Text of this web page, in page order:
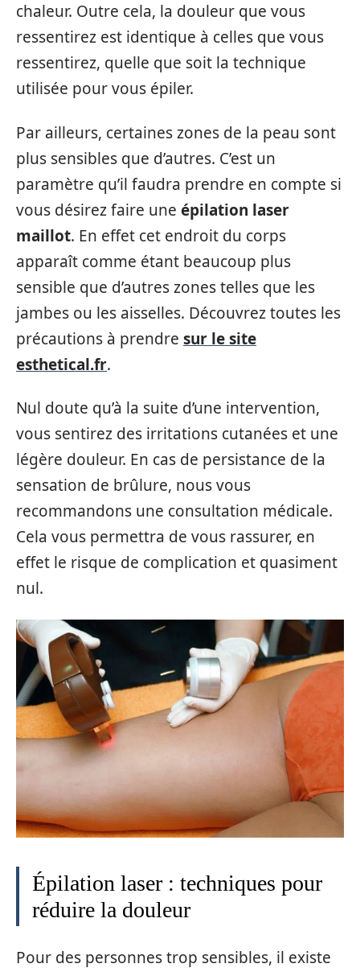
chaleur. Outre cela, la douleur que vous
ressentirez est identique à celles que vous
ressentirez, quelle que soit la technique
utilisée pour vous épiler.
Par ailleurs, certaines zones de la peau sont
plus sensibles que d’autres. C’est un
paramètre qu’il faudra prendre en compte si
vous désirez faire une épilation laser
maillot. En effet cet endroit du corps
apparaît comme étant beaucoup plus
sensible que d’autres zones telles que les
jambes ou les aisselles. Découvrez toutes les
précautions à prendre sur le site
esthetical.fr.
Nul doute qu’à la suite d’une intervention,
vous sentirez des irritations cutanées et une
légère douleur. En cas de persistance de la
sensation de brûlure, nous vous
recommandons une consultation médicale.
Cela vous permettra de vous rassurer, en
effet le risque de complication et quasiment
nul.
Épilation laser : techniques pour
réduire la douleur
Pour des personnes trop sensibles, il existe